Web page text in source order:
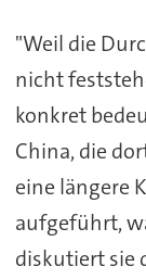
"Weil die
nicht
konkret
China, die
eine längere
aufgeführt,
diskutiert sie